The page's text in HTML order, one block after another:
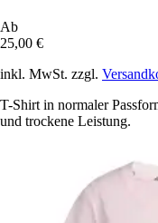
Ab
25,00 €
inkl. MwSt. zzgl.
T-Shirt in normaler
und trockene Leistung.